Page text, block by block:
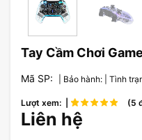
Tay Cầm Chơi
Mã SP: | Bảo hành: | Tình
Lượt xem: | (5
Liên hệ